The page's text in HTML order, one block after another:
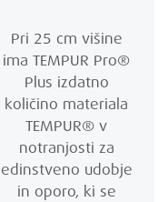
Pri 25 cm višine
ima TEMPUR Pro®
Plus izdatno
količino materiala
TEMPUR® v
notranjosti za
edinstveno udobje
in oporo, ki se